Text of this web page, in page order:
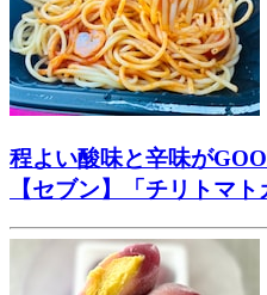
程よい酸味と辛味が
【セブン】「チリトマト